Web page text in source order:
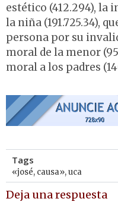
estético (412.294), la
la niña (191.725.34),
persona por su
moral de la menor
moral a los padres
Tags
«josé, causa»,uca
Deja una respuesta